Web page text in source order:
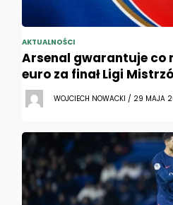
AKTUALNOŚCI
Arsenal gwarantuje co
euro za finał Ligi
WOJCIECH NOWACKI / 29 MAJA